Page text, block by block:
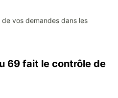
vos demandes dans les
69 fait le contrôle de